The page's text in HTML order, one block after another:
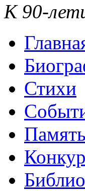
К 90-
Стихи
Память